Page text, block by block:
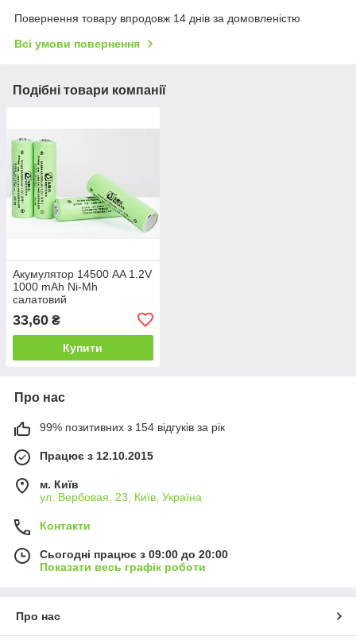
Повернення товару впродовж 14 днів за домовленістю
Всі умови повернення
Подібні товари компанії
Акумулятор 14500 AA 1.2V
1000 mAh Ni-Mh
салатовий
33,60 ₴
Купити
Про нас
99% позитивних з 154 відгуків за рік
Працює з 12.10.2015
м. Київ
ул. Вербовая, 23, Київ, Україна
Контакти
Сьогодні працює з 09:00 до 20:00
Показати весь графік роботи
Про нас